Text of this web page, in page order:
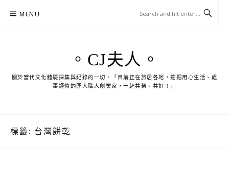
MENU
。CJ夫人。
關於當代文化體驗採集與紀錄的一切。「目前正在旅居各地，挖掘用心生活、處
事謹慎的匠人職人創業家，一起共榮、共好！」
標籤: 台灣餅乾